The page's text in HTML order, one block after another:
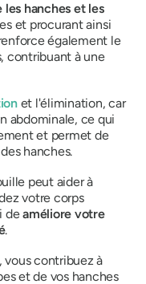
hanches et les
et procurant ainsi
également le
contribuant à une
et l'élimination, car
abdominale, ce qui
et permet de
hanches.
peut aider à
votre corps
deaméliore votre
.
vous contribuez à
et de vos hanches